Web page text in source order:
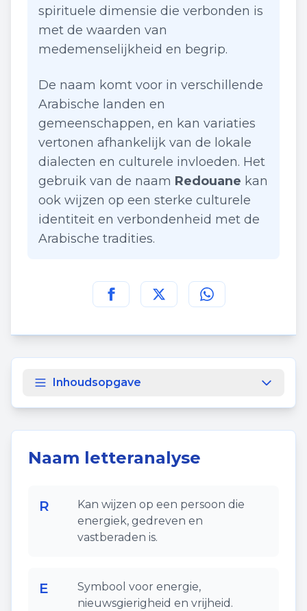
spirituele dimensie die verbonden is
met de waarden van
medemenselijkheid en begrip.
De naam komt voor in verschillende
Arabische landen en
gemeenschappen, en kan variaties
vertonen afhankelijk van de lokale
dialecten en culturele invloeden. Het
gebruik van de naam Redouane kan
ook wijzen op een sterke culturele
identiteit en verbondenheid met de
Arabische tradities.
Deel deze pagina op
Deel deze pagina op
Deel deze pagina
Inhoudsopgave
Naam letteranalyse
R
Kan wijzen op een persoon die
energiek, gedreven en
vastberaden is.
E
Symbool voor energie,
nieuwsgierigheid en vrijheid.